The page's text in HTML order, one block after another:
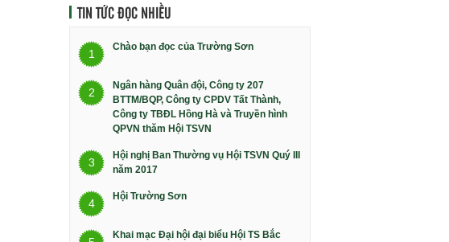
TIN TỨC ĐỌC NHIỀU
1
Chào bạn đọc của Trường Sơn
2
Ngân hàng Quân đội, Công ty 207
BTTM/BQP, Công ty CPDV Tất Thành,
Công ty TBĐL Hồng Hà và Truyền hình
QPVN thăm Hội TSVN
3
Hội nghị Ban Thường vụ Hội TSVN Quý III
năm 2017
4
Hội Trường Sơn
Khai mạc Đại hội đại biểu Hội TS Bắc